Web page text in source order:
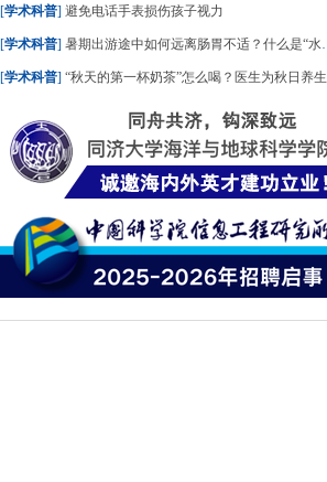
[学术科普] 避免电话手表损伤孩子视力
[学术科普] 暑期出游途中如何远离肠胃不适？什么是“水土不服”？一文了解
[学术科普] “秋天的第一杯奶茶”怎么喝？医生为秋日养生饮食划重点